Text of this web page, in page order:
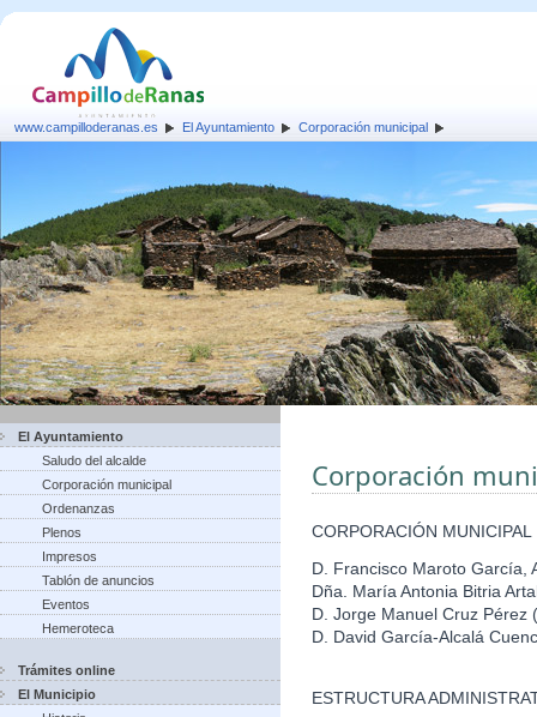
www.campilloderanas.es El Ayuntamiento Corporación municipal
El Ayuntamiento
Saludo del alcalde
Corporación municipal
Ordenanzas
Plenos
Impresos
Tablón de anuncios
Eventos
Hemeroteca
Trámites online
El Municipio
Corporación
CORPORACIÓN MUNICIPAL
D. Francisco Maroto García,
Dña. María Antonia Bitria
D. Jorge Manuel Cruz Pérez
D. David García-Alcalá
ESTRUCTURA